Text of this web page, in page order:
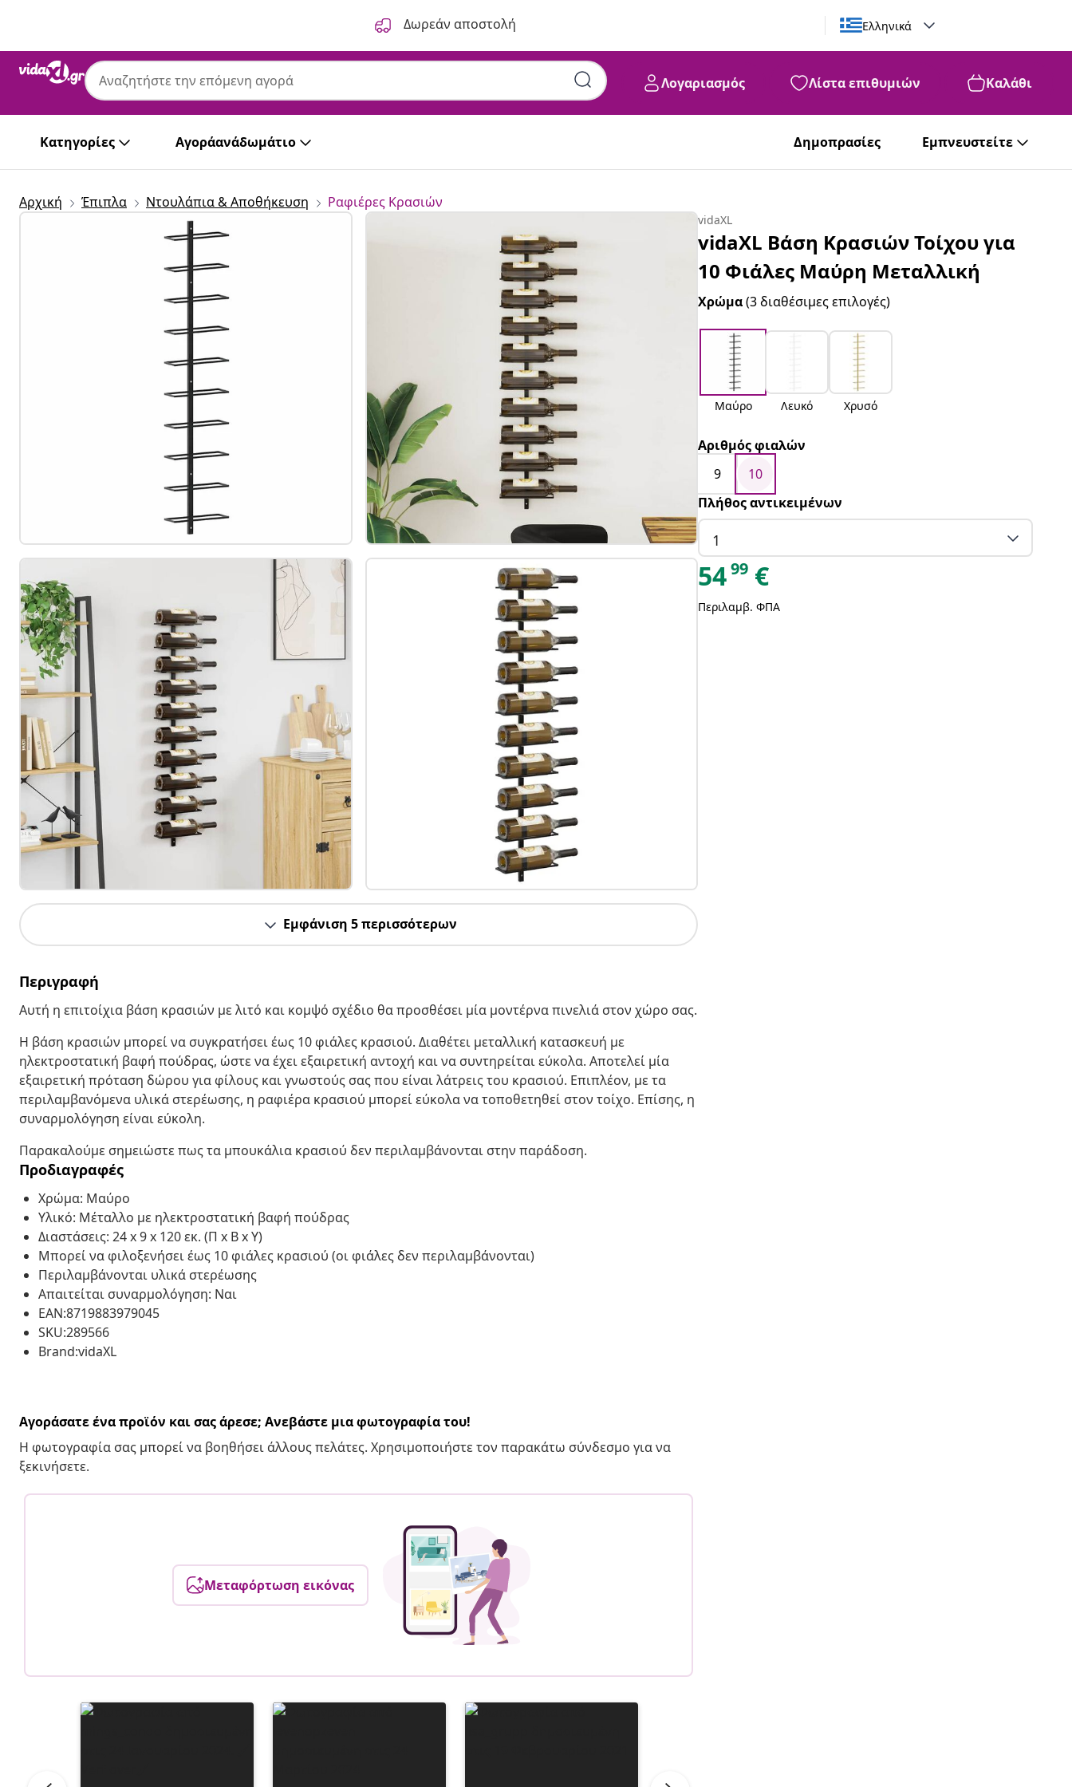
Δωρεάν αποστολή Ελληνικά
Λογαριασμός Λίστα επιθυμιών Καλάθι
Κατηγορίες Αγοράανάδωμάτιο Δημοπρασίες Εμπνευστείτε
Αρχική Έπιπλα Ντουλάπια & Αποθήκευση Ραφιέρες Κρασιών
Εμφάνιση 5 περισσότερων
Περιγραφή
Αυτή η επιτοίχια βάση κρασιών με λιτό και κομψό σχέδιο θα προσθέσει μία μοντέρνα πινελιά στον χώρο σας.
Η βάση κρασιών μπορεί να συγκρατήσει έως 10 φιάλες κρασιού. Διαθέτει μεταλλική κατασκευή με
ηλεκτροστατική βαφή πούδρας, ώστε να έχει εξαιρετική αντοχή και να συντηρείται εύκολα. Αποτελεί μία
εξαιρετική πρόταση δώρου για φίλους και γνωστούς σας που είναι λάτρεις του κρασιού. Επιπλέον, με τα
περιλαμβανόμενα υλικά στερέωσης, η ραφιέρα κρασιού μπορεί εύκολα να τοποθετηθεί στον τοίχο. Επίσης, η
συναρμολόγηση είναι εύκολη.
Παρακαλούμε σημειώστε πως τα μπουκάλια κρασιού δεν περιλαμβάνονται στην παράδοση.
Προδιαγραφές
Χρώμα: Μαύρο
Υλικό: Μέταλλο με ηλεκτροστατική βαφή πούδρας
Διαστάσεις: 24 x 9 x 120 εκ. (Π x Β x Υ)
Μπορεί να φιλοξενήσει έως 10 φιάλες κρασιού (οι φιάλες δεν περιλαμβάνονται)
Περιλαμβάνονται υλικά στερέωσης
Απαιτείται συναρμολόγηση: Ναι
EAN:8719883979045
SKU:289566
Brand:vidaXL
Αγοράσατε ένα προϊόν και σας άρεσε; Ανεβάστε μια φωτογραφία του!
Η φωτογραφία σας μπορεί να βοηθήσει άλλους πελάτες. Χρησιμοποιήστε τον παρακάτω σύνδεσμο για να
ξεκινήσετε.
Μεταφόρτωση εικόνας
vidaXL
vidaXL Βάση Κρασιών Τοίχου για
10 Φιάλες Μαύρη Μεταλλική
Χρώμα(3 διαθέσιμες επιλογές)
Μαύρο Λευκό Χρυσό
Αριθμός φιαλών
9
10
Πλήθος αντικειμένων
1
5499 €
Περιλαμβ. ΦΠΑ